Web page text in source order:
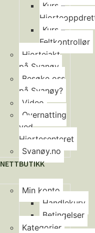
Kurs –
Kurs –
Feltkontrollør
Hjortejakt
på Svanøy
Besøke oss
på Svanøy?
Video
Overnatting
ved
Hjortesenteret
Svanøy.no
NETTBUTIKK
Min konto
Handlekurv
Betingelser
Kategorier